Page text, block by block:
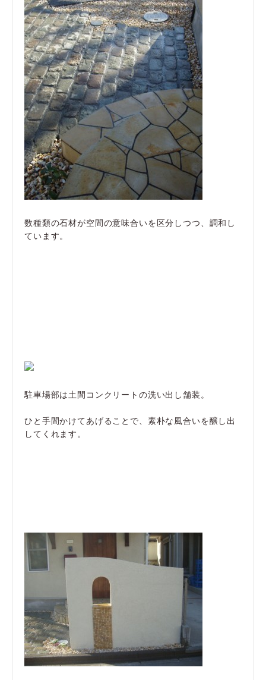
数種類の石材が空間の意味合いを区分しつつ、調和し
ています。
駐車場部は土間コンクリートの洗い出し舗装。
ひと手間かけてあげることで、素朴な風合いを醸し出
してくれます。